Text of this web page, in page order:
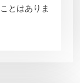
とはありま